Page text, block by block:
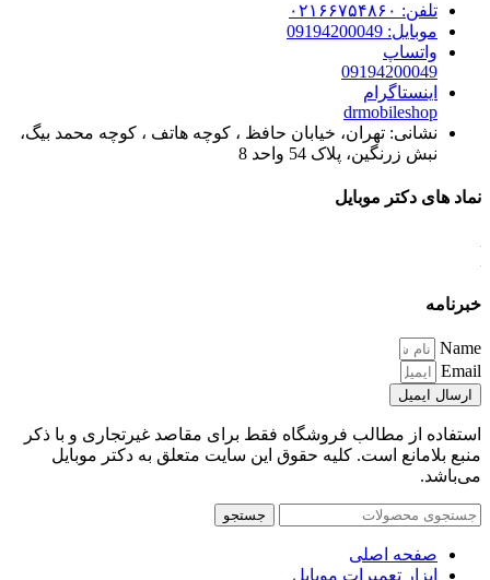
تلفن: ۰۲۱۶۶۷۵۴۸۶۰
موبایل: 09194200049
واتساپ
09194200049
اینستاگرام
drmobileshop
نشانی: تهران، خیابان حافظ ، کوچه هاتف ، کوچه محمد بیگ،
نبش زرنگین، پلاک 54 واحد 8
نماد های دکتر موبایل
خبرنامه
Name
Email
ارسال ایمیل
استفاده از مطالب فروشگاه فقط برای مقاصد غیرتجاری و با ذکر
منبع بلامانع است. کلیه حقوق این سایت متعلق به دکتر موبایل
می‌باشد.
جستجو
صفحه اصلی
ابزار تعمیرات موبایل